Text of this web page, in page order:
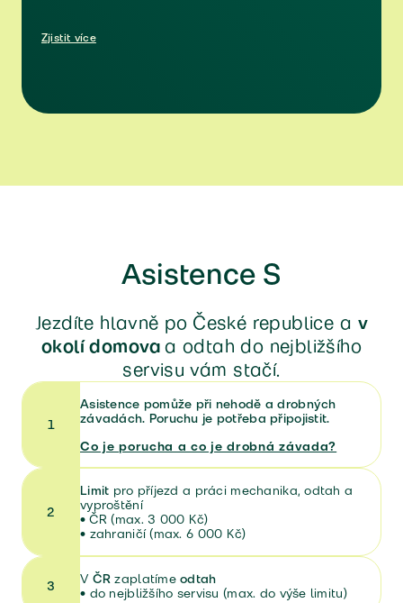
Zjistit více
Asistence S
Jezdíte hlavně po České republice a v
okolí domovaa odtah do nejbližšího
servisu vám stačí.
1
Asistence pomůže při nehodě a drobných
závadách. Poruchu je potřeba připojistit.
Co je porucha a co je drobná závada?
2
Limit pro příjezd a práci mechanika, odtah a
vyproštění
• ČR (max. 3 000 Kč)
• zahraničí (max. 6 000 Kč)
3 V ČRzaplatímeodtah
• do nejbližšího servisu (max. do výše limitu)